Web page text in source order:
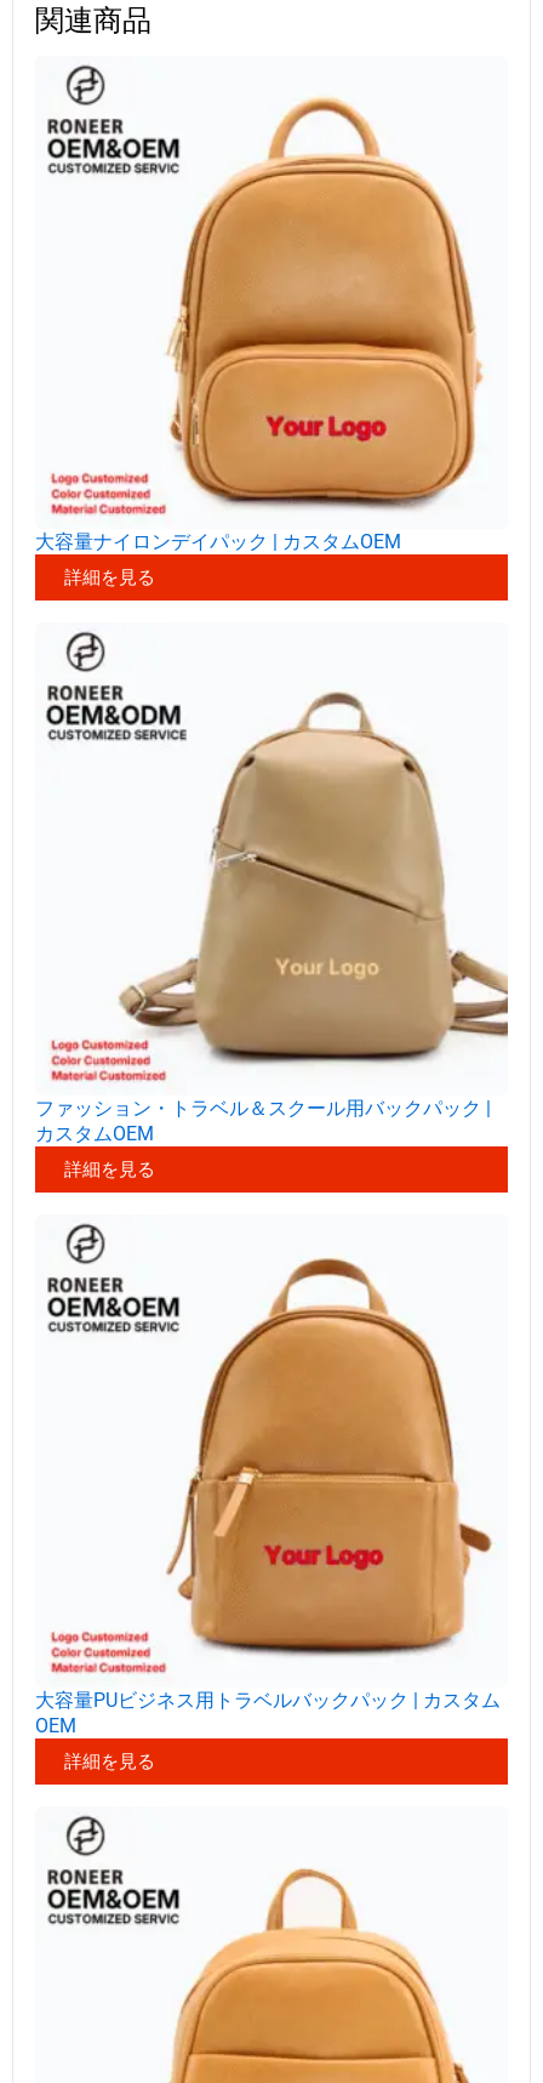
関連商品
大容量ナイロンデイパック | カスタムOEM
詳細を見る
ファッション・トラベル＆スクール用バックパック |
カスタムOEM
詳細を見る
大容量PUビジネス用トラベルバックパック | カスタム
OEM
詳細を見る